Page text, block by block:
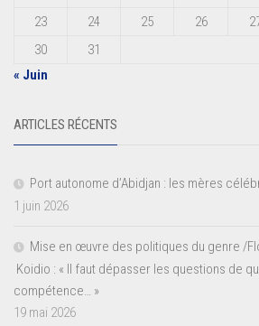
23
24 25 26
30
31
« Juin
ARTICLES RÉCENTS
Port autonome d’Abidjan : les mères
1 juin 2026
Mise en œuvre des politiques du genre /
Koidio : « Il faut dépasser les questions de
compétence… »
19 mai 2026